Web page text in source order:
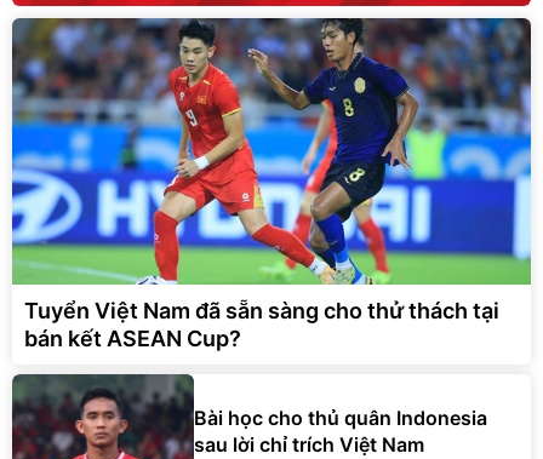
Tuyển Việt Nam đã sẵn sàng cho thử thách tại
bán kết ASEAN Cup?
Bài học cho thủ quân Indonesia
sau lời chỉ trích Việt Nam